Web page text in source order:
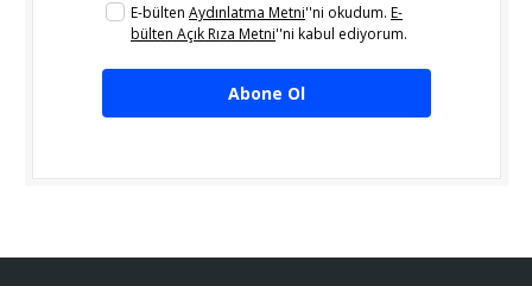
E-bülten Aydınlatma Metni''ni okudum. E-
bülten Açık Rıza Metni''ni kabul ediyorum.
Abone Ol